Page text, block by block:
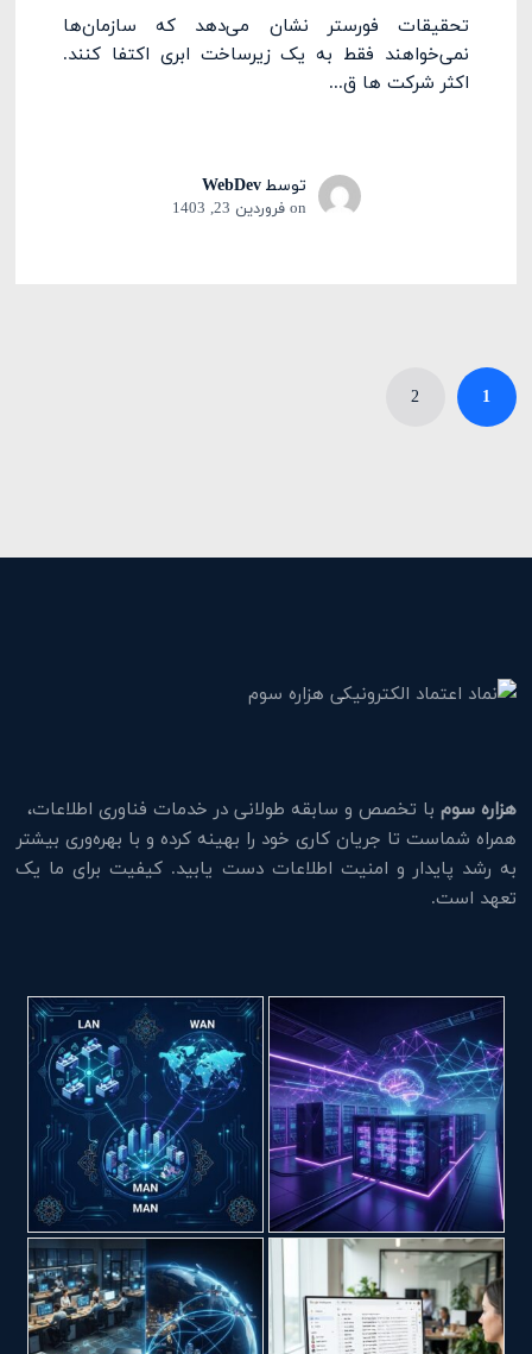
تحقیقات فورستر نشان می‌دهد که سازمان‌ها
نمی‌خواهند فقط به یک زیرساخت ابری اکتفا کنند.
اکثر شرکت ها ق...
توسطWebDev
on فروردین 23, 1403
1
2
هزاره سوم با تخصص و سابقه طولانی در خدمات فناوری اطلاعات،
همراه شماست تا جریان کاری خود را بهینه کرده و با بهره‌وری بیشتر
به رشد پایدار و امنیت اطلاعات دست یابید. کیفیت برای ما یک
تعهد است.